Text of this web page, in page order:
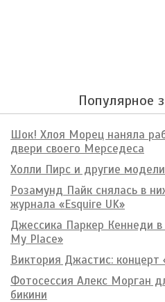
Популярное
Шок! Хлоя Морец наняла
двери своего Мерседеса
Холли Пирс и другие
Розамунд Пайк снялась в
журнала «Esquire UK»
Джессика Паркер Кеннеди
My Place»
Виктория Джастис: концерт
Фотосессия Алекс Морган
бикини